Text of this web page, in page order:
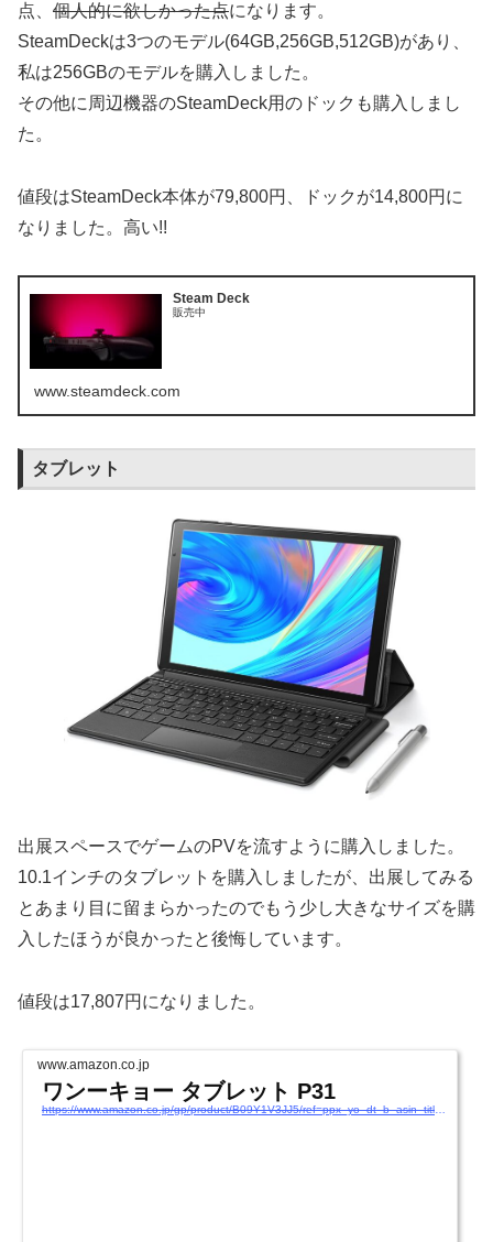
点、 個人的に欲しかった点になります。
SteamDeckは3つのモデル(64GB,256GB,512GB)があり、
私は256GBのモデルを購入しました。
その他に周辺機器のSteamDeck用のドックも購入しまし
た。
値段はSteamDeck本体が79,800円、ドックが14,800円に
なりました。高い!!
Steam Deck
販売中
www.steamdeck.com
タブレット
出展スペースでゲームのPVを流すように購入しました。
10.1インチのタブレットを購入しましたが、出展してみる
とあまり目に留まらかったのでもう少し大きなサイズを購
入したほうが良かったと後悔しています。
値段は17,807円になりました。
www.amazon.co.jp
ワンーキョー タブレット P31